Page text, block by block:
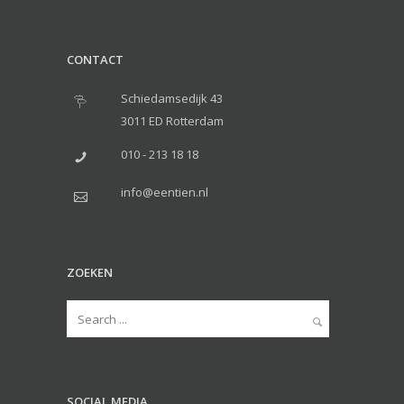
CONTACT
Schiedamsedijk 43
3011 ED Rotterdam
010 - 213 18 18
info@eentien.nl
ZOEKEN